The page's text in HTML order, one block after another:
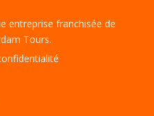
entreprise franchisée de
Tours.